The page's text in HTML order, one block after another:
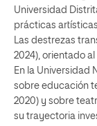
Universidad
prácticas
Las destrezas
2024), orientado
En la Universidad
sobre educación
2020) y sobre
su trayectoria